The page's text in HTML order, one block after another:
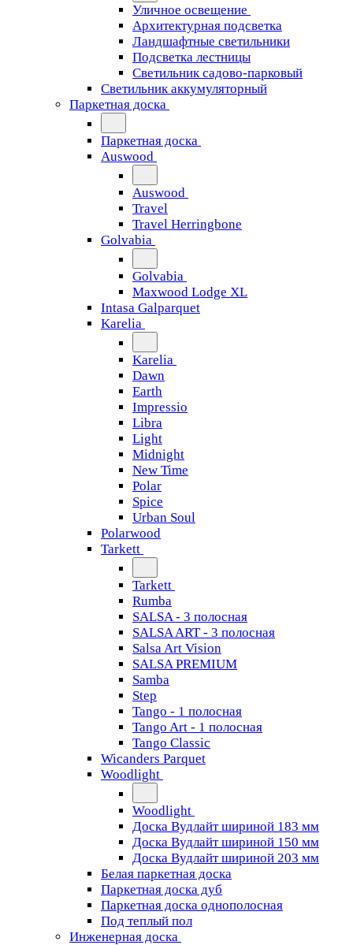
Уличное освещение
Архитектурная подсветка
Ландшафтные светильники
Подсветка лестницы
Светильник садово-парковый
Светильник аккумуляторный
Паркетная доска
Паркетная доска
Auswood
Auswood
Travel
Travel Herringbone
Golvabia
Golvabia
Maxwood Lodge XL
Intasa Galparquet
Karelia
Karelia
Dawn
Earth
Impressio
Libra
Light
Midnight
New Time
Polar
Spice
Urban Soul
Polarwood
Tarkett
Tarkett
Rumba
SALSA - 3 полосная
SALSA ART - 3 полосная
Salsa Art Vision
SALSA PREMIUM
Samba
Step
Tango - 1 полосная
Tango Art - 1 полосная
Tango Classiс
Wicanders Parquet
Woodlight
Woodlight
Доска Вудлайт шириной 183 мм
Доска Вудлайт шириной 150 мм
Доска Вудлайт шириной 203 мм
Белая паркетная доска
Паркетная доска дуб
Паркетная доска однополосная
Под теплый пол
Инженерная доска